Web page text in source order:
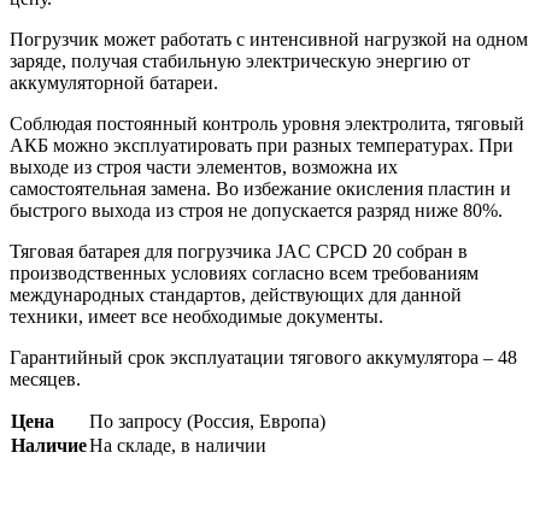
Погрузчик может работать с интенсивной нагрузкой на одном
заряде, получая стабильную электрическую энергию от
аккумуляторной батареи.
Соблюдая постоянный контроль уровня электролита, тяговый
АКБ можно эксплуатировать при разных температурах. При
выходе из строя части элементов, возможна их
самостоятельная замена. Во избежание окисления пластин и
быстрого выхода из строя не допускается разряд ниже 80%.
Тяговая батарея для погрузчика JAC CPCD 20 собран в
производственных условиях согласно всем требованиям
международных стандартов, действующих для данной
техники, имеет все необходимые документы.
Гарантийный срок эксплуатации тягового аккумулятора – 48
месяцев.
Цена
По запросу (Россия, Европа)
НаличиеНа складе, в наличии